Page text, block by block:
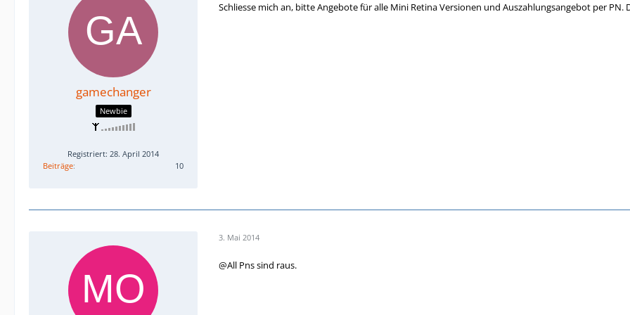
gamechanger
Newbie
Registriert: 28. April 2014
Beiträge
10
Schliesse mich an, bitte Angebote für alle Mini Retina Versionen und Auszahlungsangebot per PN.
3. Mai 2014
@All Pns sind raus.